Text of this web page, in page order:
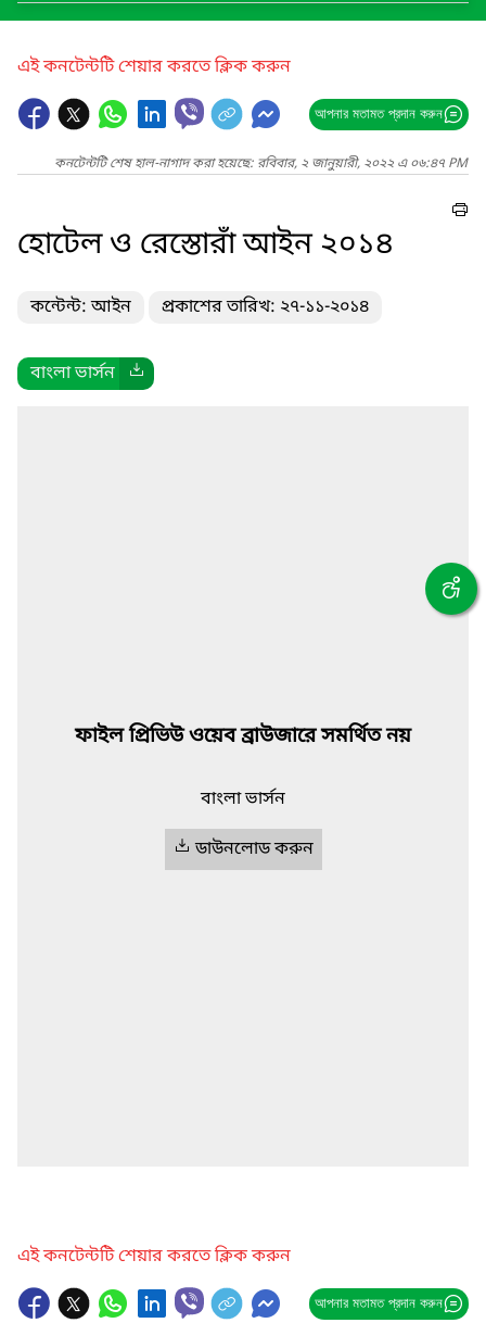
এই কনটেন্টটি শেয়ার করতে ক্লিক করুন
আপনার মতামত প্রদান করুন
কনটেন্টটি শেষ হাল-নাগাদ করা হয়েছে: রবিবার, ২ জানুয়ারী, ২০২২ এ ০৬:৪৭ PM
হোটেল ও রেস্তোরাঁ আইন ২০১৪
কন্টেন্ট: আইন প্রকাশের তারিখ: ২৭-১১-২০১৪
বাংলা ভার্সন
ফাইল প্রিভিউ ওয়েব ব্রাউজারে সমর্থিত নয়
বাংলা ভার্সন
ডাউনলোড করুন
এই কনটেন্টটি শেয়ার করতে ক্লিক করুন
আপনার মতামত প্রদান করুন